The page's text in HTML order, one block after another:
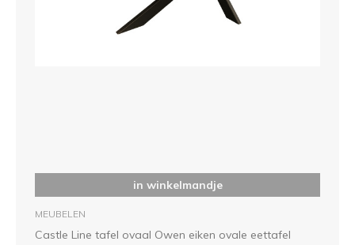
in winkelmandje
MEUBELEN
Castle Line tafel ovaal Owen eiken ovale eettafel